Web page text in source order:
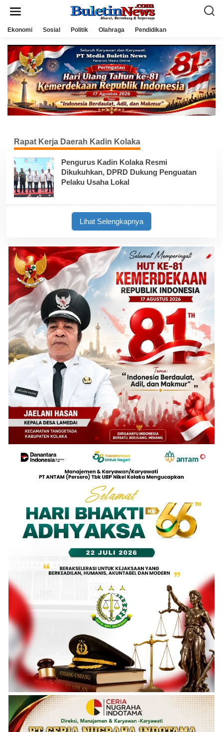
Ekonomi Sosial Politik Olahraga Pendidikan
Rapat Kerja Daerah Kadin Kolaka
Pengurus Kadin Kolaka Resmi
Dikukuhkan, DPRD Dukung Penguatan
Pelaku Usaha Lokal
Lihat Selengkapnya